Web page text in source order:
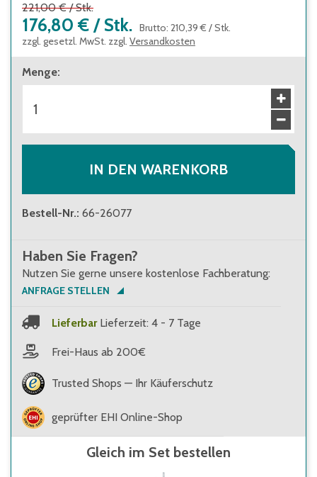
221,00 € /Stk.
176,80 € / Stk. Brutto: 210,39 € /Stk.
zzgl. gesetzl. MwSt. zzgl. Versandkosten
Menge:
IN DEN WARENKORB
Bestell-Nr.: 66-26077
Haben Sie Fragen?
Nutzen Sie gerne unsere kostenlose Fachberatung:
ANFRAGE STELLEN
Lieferbar Lieferzeit: 4 - 7 Tage
Frei-Haus ab 200€
Trusted Shops — Ihr Käuferschutz
geprüfter EHI Online-Shop
Gleich im Set bestellen